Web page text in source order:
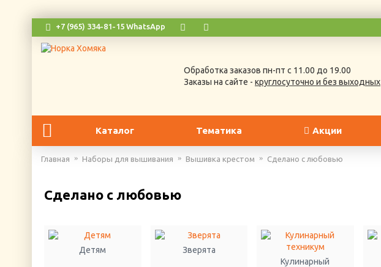
+7 (965) 334-81-15 WhatsApp
Обработка заказов пн-пт с 11.00 до 19.00
Заказы на сайте - круглосуточно и без выходных
Каталог Тематика Акции
Главная Наборы для вышивания Вышивка крестом Сделано с любовью
Сделано с любовью
Детям
Зверята
Кулинарный